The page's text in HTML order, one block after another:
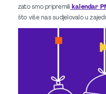
zato smo pripremili kalendar
što više nas sudjelovalo u